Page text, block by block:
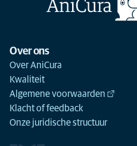
Over ons
Over AniCura
Kwaliteit
Algemene voorwaarden
Klacht of feedback
Onze juridische structuur